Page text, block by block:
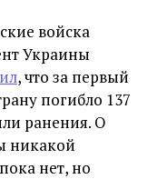
войска
Украины
, что за первый
погибло 137
ранения. О
никакой
нет, но